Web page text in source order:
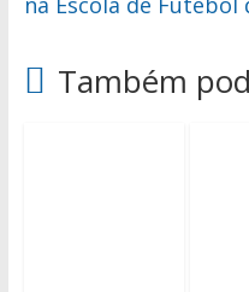
Também